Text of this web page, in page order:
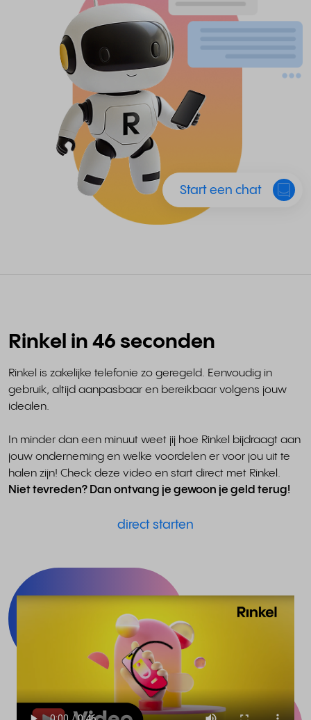
Start een chat
Rinkel in 46 seconden
Rinkel is zakelijke telefonie zo geregeld. Eenvoudig in
gebruik, altijd aanpasbaar en bereikbaar volgens jouw
idealen.
In minder dan een minuut weet jij hoe Rinkel bijdraagt aan
jouw onderneming en welke voordelen er voor jou uit te
halen zijn! Check deze video en start direct met Rinkel.
Niet tevreden? Dan ontvang je gewoon je geld terug!
direct starten